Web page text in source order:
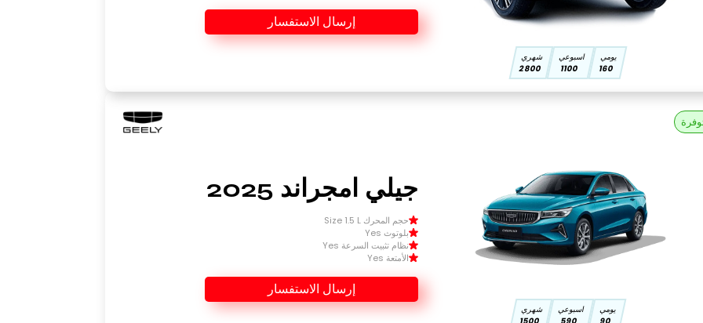
يومي
160
اسبوعي
1100
شهري
2800
إرسال الاستفسار
يومي
اسبوعي
شهري
جيلي امجراند 2025
حجم المحرك Size 1.5 L
بلوتوث Yes
نظام تثبيت السرعة Yes
الأمتعة Yes
إرسال الاستفسار